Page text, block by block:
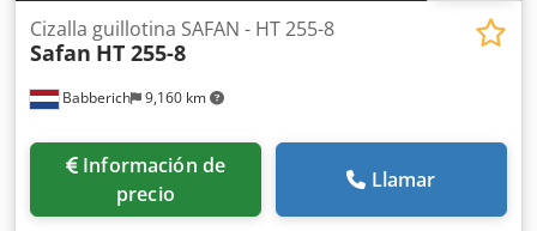
Babberich 9,160 km
Cizalla guillotina SAFAN - HT 255-8
Safan HT 255-8
Información de
precio
Llamar